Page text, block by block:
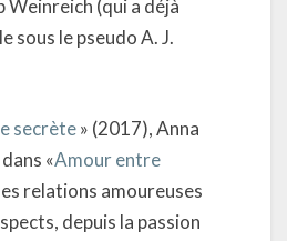
Weinreich (qui a déjà
sous le pseudo A. J.
secrète» (2017), Anna
«Amour entre
relations amoureuses
depuis la passion